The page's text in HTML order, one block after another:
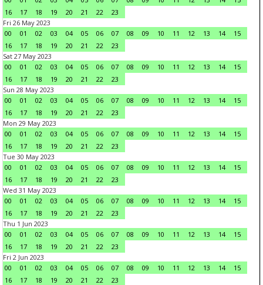
16
17 18 19 20 21 22
23
Fri 26 May 2023
00
01 02 03 04 05 06 07 08 09 10 11 12 13 14
15
16
17 18 19 20 21 22
23
Sat 27 May 2023
00
01 02 03 04 05 06 07 08 09 10 11 12 13 14
15
16
17 18 19 20 21 22
23
Sun 28 May 2023
00
01 02 03 04 05 06 07 08 09 10 11 12 13 14
15
16
17 18 19 20 21 22
23
Mon 29 May 2023
00
01 02 03 04 05 06 07 08 09 10 11 12 13 14
15
16
17 18 19 20 21 22
23
Tue 30 May 2023
00
01 02 03 04 05 06 07 08 09 10 11 12 13 14
15
16
17 18 19 20 21 22
23
Wed 31 May 2023
00
01 02 03 04 05 06 07 08 09 10 11 12 13 14
15
16
17 18 19 20 21 22
23
Thu 1 Jun 2023
00
01 02 03 04 05 06 07 08 09 10 11 12 13 14
15
16
17 18 19 20 21 22
23
Fri 2 Jun 2023
00
01 02 03 04 05 06 07 08 09 10 11 12 13 14
15
16
17 18 19 20 21 22
23